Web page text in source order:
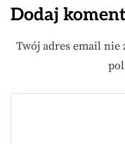
Dodaj
Twój adres email